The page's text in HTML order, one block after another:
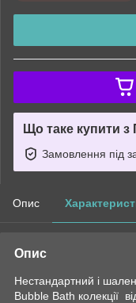
Що таке купити
Замовлення під
Опис
Опис
Нестандартний і
Bubble Bath колекції